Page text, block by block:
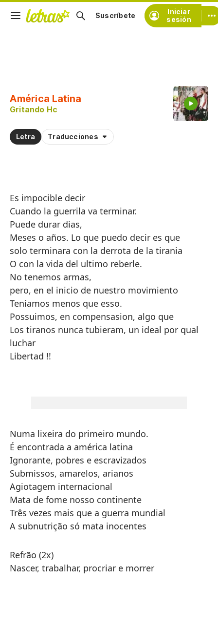
Iniciar
sesión
Suscríbete
América Latina
Gritando Hc
Letra Traducciones
Es impocible decir
Cuando la guerrila va terminar.
Puede durar dias,
Meses o años. Lo que puedo decir es que
solo terminara con la derrota de la tirania
O con la vida del ultimo reberle.
No tenemos armas,
pero, en el inicio de nuestro movimiento
Teniamos menos que esso.
Possuimos, en compensasion, algo que
Los tiranos nunca tubieram, un ideal por qual
luchar
Libertad !!
Numa lixeira do primeiro mundo.
É encontrada a américa latina
Ignorante, pobres e escravizados
Submissos, amarelos, arianos
Agiotagem internacional
Mata de fome nosso continente
Três vezes mais que a guerra mundial
A subnutrição só mata inocentes
Refrão (2x)
Nascer, trabalhar, procriar e morrer
Practicar la pronunciación de